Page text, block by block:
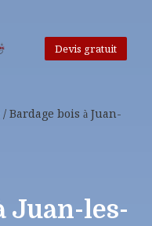
Devis gratuit
/ Bardage bois à Juan-
Juan-les-